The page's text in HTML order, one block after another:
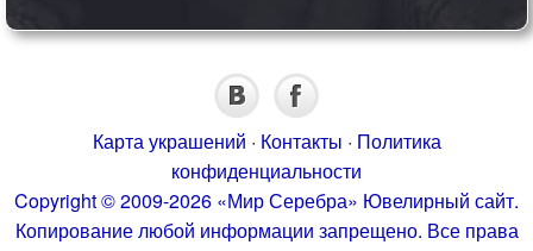
Карта украшений · Контакты · Политика
конфиденциальности
Copyright © 2009-2026 «Мир Серебра» Ювелирный сайт.
Копирование любой информации запрещено. Все права